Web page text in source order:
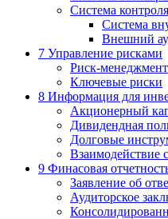
Система контроля
Система
Внешний
7 Управление рисками
Риск-менеджмент
Ключевые риски
8 Информация для
Акционерный
Дивидендная
Долговые
Взаимодействие
9 Финасовая
Заявление об
Аудиторское